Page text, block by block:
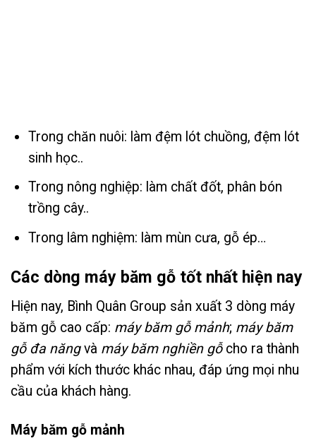
Trong chăn nuôi: làm đệm lót chuồng, đệm lót
sinh học..
Trong nông nghiệp: làm chất đốt, phân bón
trồng cây..
Trong lâm nghiệm: làm mùn cưa, gỗ ép…
Các dòng máy băm gỗ tốt nhất hiện nay
Hiện nay, Bình Quân Group sản xuất 3 dòng máy
băm gỗ cao cấp: máy băm gỗ mảnh; máy băm
gỗ đa năngvà máy băm nghiền gỗcho ra thành
phẩm với kích thước khác nhau, đáp ứng mọi nhu
cầu của khách hàng.
Máy băm gỗ mảnh